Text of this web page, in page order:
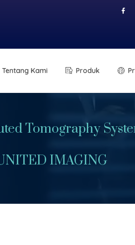
Tentang Kami Produk
Tomography
IMAGING